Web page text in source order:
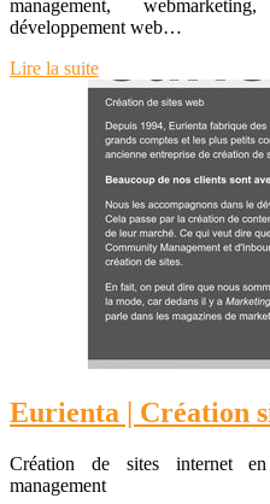
management,
développement web…
Lire la suite
Eurienta | Création
Création de sites internet
management